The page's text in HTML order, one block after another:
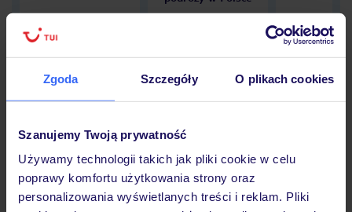
Zgoda Szczegóły O plikach cookies
Szanujemy Twoją prywatność
Używamy technologii takich jak pliki cookie w celu
poprawy komfortu użytkowania strony oraz
personalizowania wyświetlanych treści i reklam. Pliki
Hotel
Opinie